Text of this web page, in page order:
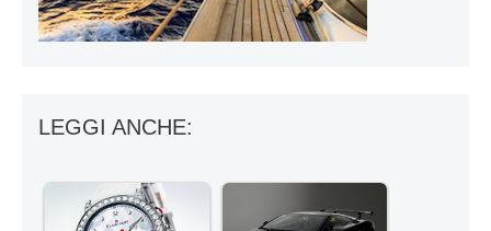
LEGGI ANCHE: